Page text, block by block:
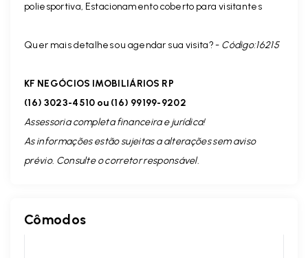
poliesportiva, Estacionamento coberto para visitantes
Quer mais detalhes ou agendar sua visita? - Código:16215
KF NEGÓCIOS IMOBILIÁRIOS RP
(16) 3023-4510 ou (16) 99199-9202
Assessoria completa financeira e jurídica!
As informações estão sujeitas a alterações sem aviso
prévio. Consulte o corretor responsável.
Cômodos